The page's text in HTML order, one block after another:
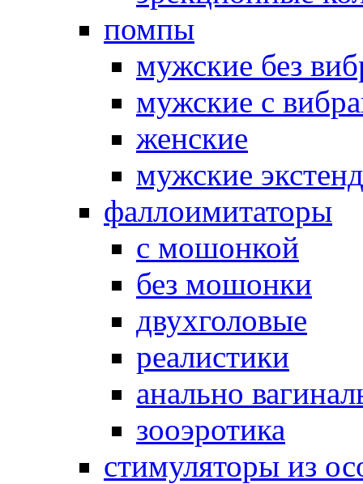
помпы
мужские без
мужские с
женские
мужские
фаллоимитаторы
с мошонкой
без мошонки
двухголовые
реалистики
анально
зооэротика
стимуляторы из